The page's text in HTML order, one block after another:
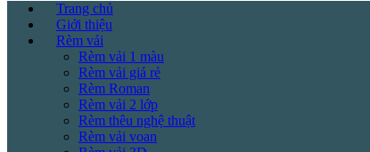
Trang chủ
Giới thiệu
Rèm vải
Rèm vải 1 màu
Rèm vải giá rẻ
Rèm Roman
Rèm vải 2 lớp
Rèm thêu nghệ thuật
Rèm vải voan